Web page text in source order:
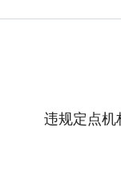
违规定点机